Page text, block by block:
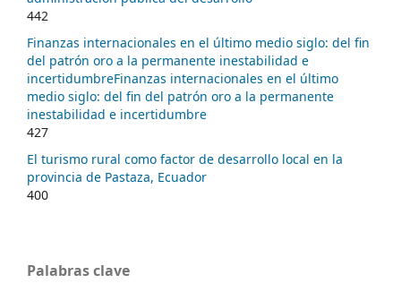
442
Finanzas internacionales en el último medio siglo: del fin
del patrón oro a la permanente inestabilidad e
incertidumbreFinanzas internacionales en el último
medio siglo: del fin del patrón oro a la permanente
inestabilidad e incertidumbre
427
El turismo rural como factor de desarrollo local en la
provincia de Pastaza, Ecuador
400
Palabras clave